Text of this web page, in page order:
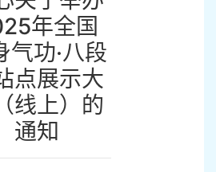
年全国
气功·八段
点展示大
线上）的
通知